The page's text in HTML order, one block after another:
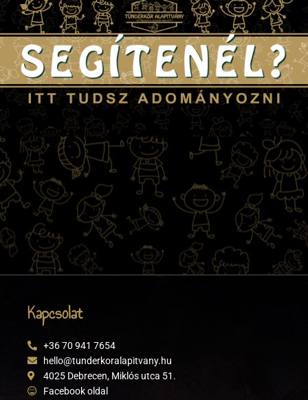
Kapcsolat
+36 70 941 7654
hello@tunderkoralapitvany.hu
4025 Debrecen, Miklós utca 51.
Facebook oldal